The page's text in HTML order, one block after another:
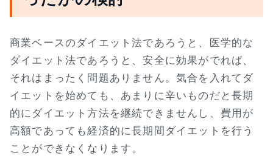
商業ベースのダイエット法であろうと、医学的な
ダイエット法であろうと、安全に効果がでれば、
それはまったく問題ありません。気合を入れてダ
イエットを始めても、あまりに辛いものだと長期
的にダイエット方法を継続できませんし、費用が
高額であっても経済的に長期間ダイエットを行う
ことができなくなります。